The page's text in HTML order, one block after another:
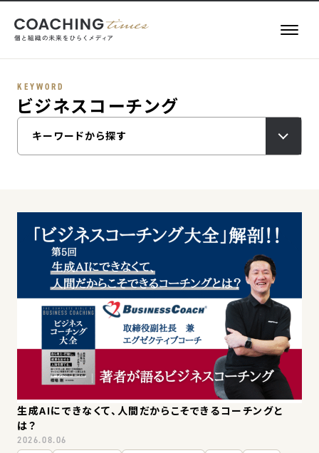
記事一覧
お役立ち情報
キーワード一覧
COACHING TIMES
メールマガジン
お問い合わせ
KEYWORD
ビジネスコーチング
キーワードから探す
生成AIにできなくて、人間だからこそできるコーチングと
は？
2026.08.06